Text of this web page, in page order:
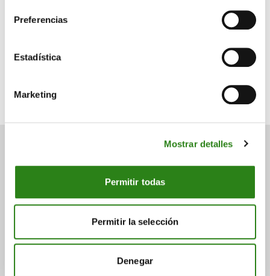
Preferencias
Estadística
Marketing
Mostrar detalles
Permitir todas
Permitir la selección
Denegar
Charles Castillo
Miami
También puede
interesarte
Consulta a continuación otras noticias relacionadas.